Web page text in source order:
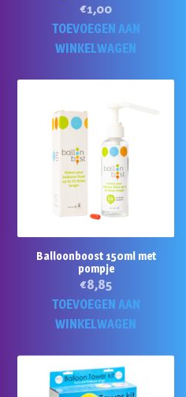
€1,00
TOEVOEGEN AAN
WINKELWAGEN
Balloonboost 150ml met
pompje
€8,85
TOEVOEGEN AAN
WINKELWAGEN